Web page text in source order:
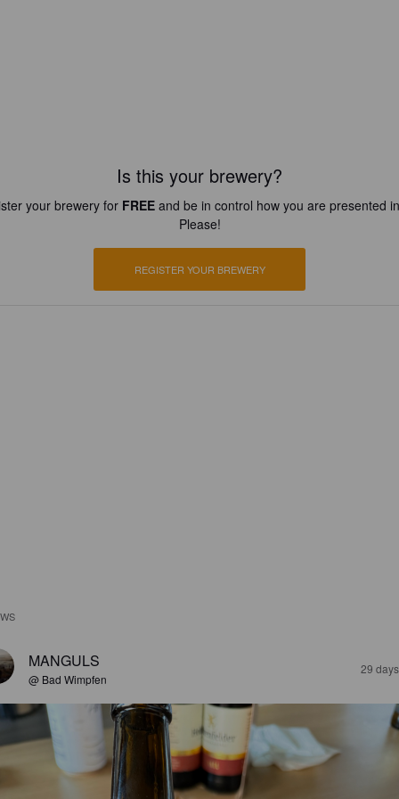
Is this your brewery?
your brewery for FREEand be in control how you are presented
Please!
REGISTER YOUR BREWERY
MANGULS
@ Bad Wimpfen
29